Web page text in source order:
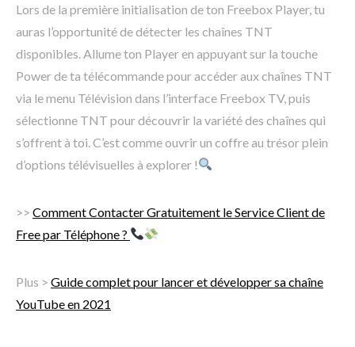
Lors de la première initialisation de ton Freebox Player, tu
auras l’opportunité de détecter les chaînes TNT
disponibles. Allume ton Player en appuyant sur la touche
Power de ta télécommande pour accéder aux chaînes TNT
via le menu Télévision dans l’interface Freebox TV, puis
sélectionne TNT pour découvrir la variété des chaînes qui
s’offrent à toi. C’est comme ouvrir un coffre au trésor plein
d’options télévisuelles à explorer !
>> Comment Contacter Gratuitement le Service Client de
Free par Téléphone ?
Plus > Guide complet pour lancer et développer sa chaîne
YouTube en 2021